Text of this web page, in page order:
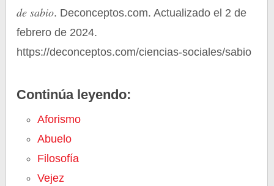
de sabio. Deconceptos.com. Actualizado el 2 de
febrero de 2024.
https://deconceptos.com/ciencias-sociales/sabio
Continúa leyendo:
Aforismo
Abuelo
Filosofía
Vejez